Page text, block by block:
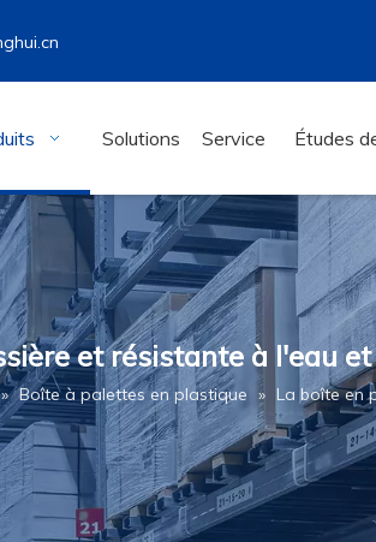
Solutions Service Études
et résistante à l'eau
» Boîte à palettes en plastique » La boîte en